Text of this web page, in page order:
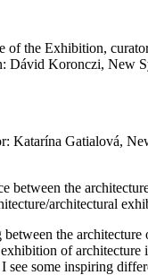
of the Exhibition,
Dávid Koronczi, New
Katarína Gatialová,
between the
architectural
the architecture
of architecture
see some inspiring